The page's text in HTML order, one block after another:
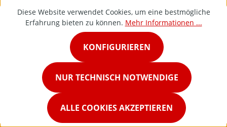
DETAILS
Diese Website verwendet Cookies, um eine bestmögliche
Erfahrung bieten zu können. Mehr Informationen ...
NUR TECHNISCH NOTWENDIGE
KONFIGURIEREN
ALLE COOKIES AKZEPTIEREN